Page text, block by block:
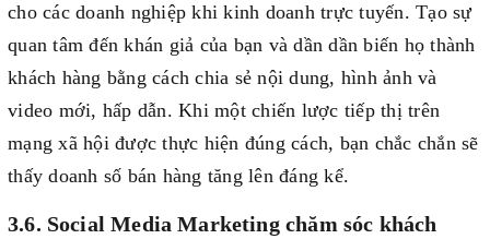
cho các doanh nghiệp khi kinh doanh trực tuyến. Tạo sự
quan tâm đến khán giả của bạn và dần dần biến họ thành
khách hàng bằng cách chia sẻ nội dung, hình ảnh và
video mới, hấp dẫn. Khi một chiến lược tiếp thị trên
mạng xã hội được thực hiện đúng cách, bạn chắc chắn sẽ
thấy doanh số bán hàng tăng lên đáng kể.
3.6. Social Media Marketing chăm sóc khách